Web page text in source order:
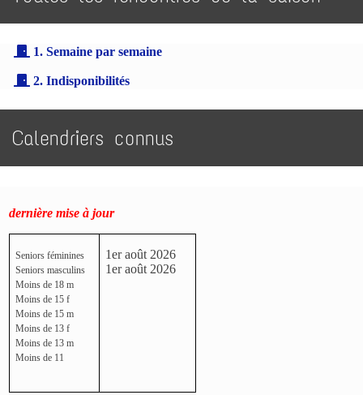
1. Semaine par semaine
2. Indisponibilités
Calendriers connus
dernière mise à jour
Seniors féminines
Seniors masculins
Moins de 18 m
Moins de 15 f
Moins de 15 m
Moins de 13 f
Moins de 13 m
Moins de 11
1er août 2026
1er août 2026